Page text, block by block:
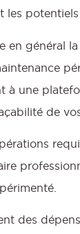
les
en général
à une
de
des